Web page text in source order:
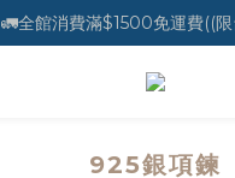
🚛全館消費滿$1500免運費((限
925銀項鍊